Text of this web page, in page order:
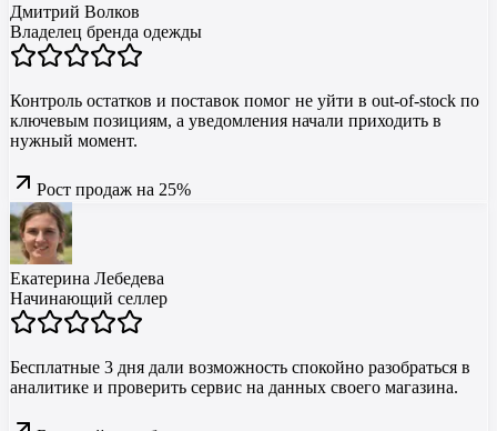
Дмитрий Волков
Владелец бренда одежды
Контроль остатков и поставок помог не уйти в out-of-stock по
ключевым позициям, а уведомления начали приходить в
нужный момент.
Рост продаж на 25%
Екатерина Лебедева
Начинающий селлер
Бесплатные 3 дня дали возможность спокойно разобраться в
аналитике и проверить сервис на данных своего магазина.